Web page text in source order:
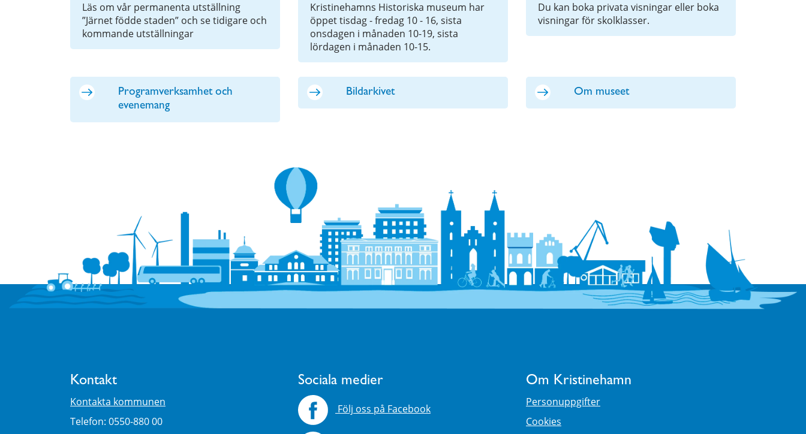
Läs om vår permanenta utställning
”Järnet födde staden” och se tidigare och
kommande utställningar
Kristinehamns Historiska museum har
öppet tisdag - fredag 10 - 16, sista
onsdagen i månaden 10-19, sista
lördagen i månaden 10-15.
Du kan boka privata visningar eller boka
visningar för skolklasser.
Programverksamhet och
evenemang
Bildarkivet Om museet
Kontakt
Kontakta kommunen
Telefon: 0550-880 00
Sociala medier
Följ oss på Facebook
Om Kristinehamn
Personuppgifter
Cookies